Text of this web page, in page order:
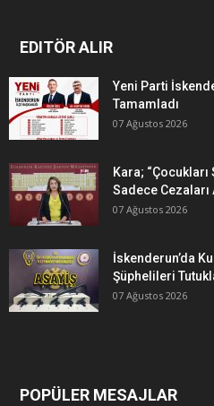
EDITÖR ALIR
Yeni Parti
Tamamladı
07 Ağustos 2026
Kara;
Sadece Cezaları
07 Ağustos 2026
İskenderun’da
Şüphelileri
07 Ağustos 2026
POPÜLER MESAJLAR